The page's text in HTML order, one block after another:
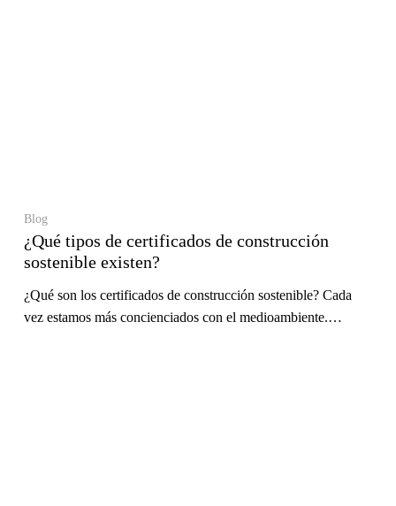
Blog
¿Qué tipos de certificados de construcción
sostenible existen?
¿Qué son los certificados de construcción sostenible? Cada
vez estamos más concienciados con el medioambiente.…